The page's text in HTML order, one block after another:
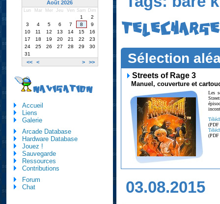
Sélection
Streets of Rage 3
Manuel, couverture et
Les
03.08.2015
Août 2026
Lun Mar Mer Jeu Ven Sam Dim
<< < > >>
1
2
3
4 5 6 7 8
9
10
11 12 13 14 15
16
17
18 19 20 21 22
23
24
25 26 27 28 29
30
31
NAVIGATION
Accueil
Liens
Galerie
Arcade Database
Hardware Database
Jouez !
Sauvegarde
Ressources
Contributions
Forum
Chat